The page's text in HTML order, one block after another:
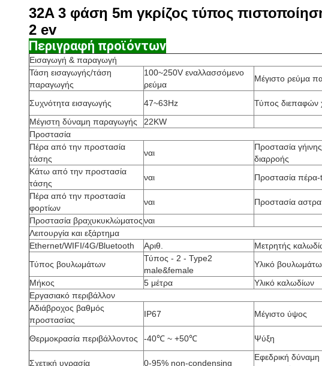
32A 3 φάση 5m γκρίζος τύπος
2 ev
Περιγραφή προϊόντων
Εισαγωγή & παραγωγή
Τάση εισαγωγής/τάση
παραγωγής
100~250V εναλλασσόμενο
ρεύμα
Μέγιστο ρεύμα
Συχνότητα εισαγωγής 47~63Hz Τύπος διεπαφών
Μέγιστη δύναμη παραγωγής
22KW
Προστασία
Πέρα από την προστασία
τάσης
ναι
Προστασία γήινης
διαρροής
Κάτω από την προστασία
τάσης
ναι Προστασία
Πέρα από την προστασία
φορτίων
ναι Προστασία
Προστασία βραχυκυκλώματοςναι
Λειτουργία και εξάρτημα
Ethernet/WIFI/4G/Bluetooth
Αριθ. Μετρητής
Τύπος βουλωμάτων
Τύπος - 2 - Type2
male&female
Υλικό
Μήκος
5 μέτρα Υλικό καλωδίων
Εργασιακό περιβάλλον
Αδιάβροχος βαθμός
προστασίας
IP67 Μέγιστο ύψος
Θερμοκρασία περιβάλλοντος -40℃ ~ +50℃ Ψύξη
Σχετική υγρασία
0-95% non-condensing
Εφεδρική δύναμη